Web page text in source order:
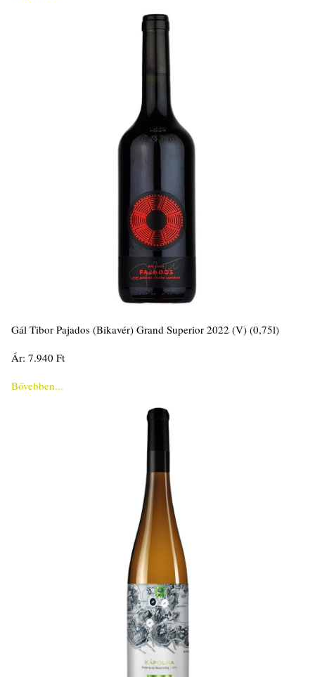
Gál Tibor Pajados (Bikavér) Grand Superior 2022 (V) (0,75l)
Ár: 7.940 Ft
Bővebben...